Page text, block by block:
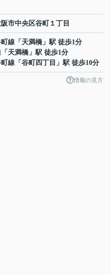
阪市中央区谷町 １丁目
線 「 天満橋 」駅 徒歩1分
「 天満橋 」駅 徒歩1分
線 「 谷町四丁目 」駅 徒歩10分
情報の見方